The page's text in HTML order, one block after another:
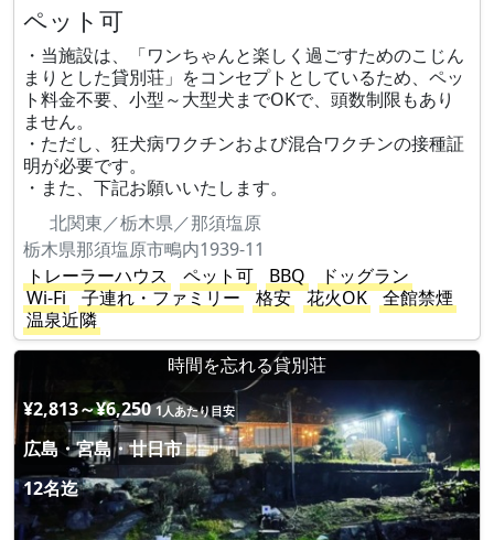
ペット可
・当施設は、「ワンちゃんと楽しく過ごすためのこじん
まりとした貸別荘」をコンセプトとしているため、ペッ
ト料金不要、小型～大型犬までOKで、頭数制限もあり
ません。
・ただし、狂犬病ワクチンおよび混合ワクチンの接種証
明が必要です。
・また、下記お願いいたします。
北関東／栃木県／那須塩原
栃木県那須塩原市鴫内1939-11
トレーラーハウス
ペット可 BBQ
ドッグラン
Wi-Fi
子連れ・ファミリー 格安 花火OK
全館禁煙
温泉近隣
時間を忘れる貸別荘
¥2,813～¥6,250 1人あたり目安
広島・宮島・廿日市
12名迄